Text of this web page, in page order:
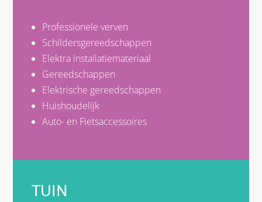
Professionele verven
Schildersgereedschappen
Elektra installatiemateriaal
Gereedschappen
Elektrische gereedschappen
Huishoudelijk
Auto- en Fietsaccessoires
TUIN